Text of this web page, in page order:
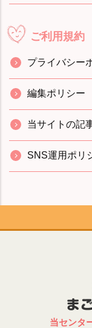
ご利用規約
プライバシー
編集ポリシー
当サイトの記
SNS運用ポリ
当センタ